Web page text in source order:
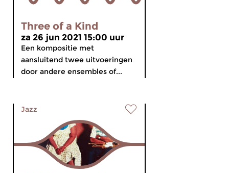
Three of a Kind
za 26 jun 2021 15:00 uur
Een kompositie met
aansluitend twee uitvoeringen
door andere ensembles of...
Jazz